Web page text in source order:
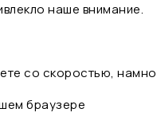
наше внимание.
со скоростью,
браузере